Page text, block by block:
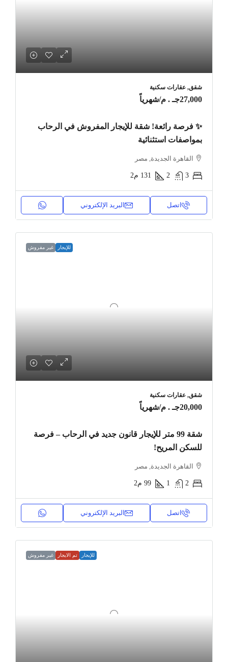
شقق, عقارات سكنية
27,000جـ . م /شهرياً
✨ فرصة رائعة! شقة للإيجار المفروش في الرحاب
بمواصفات استثنائية
القاهرة الجديدة, مصر
3
2
131 م2
اتصل البريد الإلكتروني
للإيجار غير مفروش
شقق, عقارات سكنية
20,000جـ . م /شهرياً
شقة 99 متر للإيجار قانون جديد في الرحاب – فرصة
للسكن المريح!
القاهرة الجديدة, مصر
2
1
99 م2
اتصل البريد الإلكتروني
للإيجار تم الايجار غير مفروش